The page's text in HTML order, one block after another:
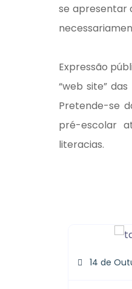
se apresentar
Expressão
“web site”
Pretende-se
pré-escolar
literacias.
14 de